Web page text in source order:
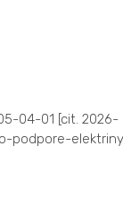
04-01 [cit. 2026-
podpore-